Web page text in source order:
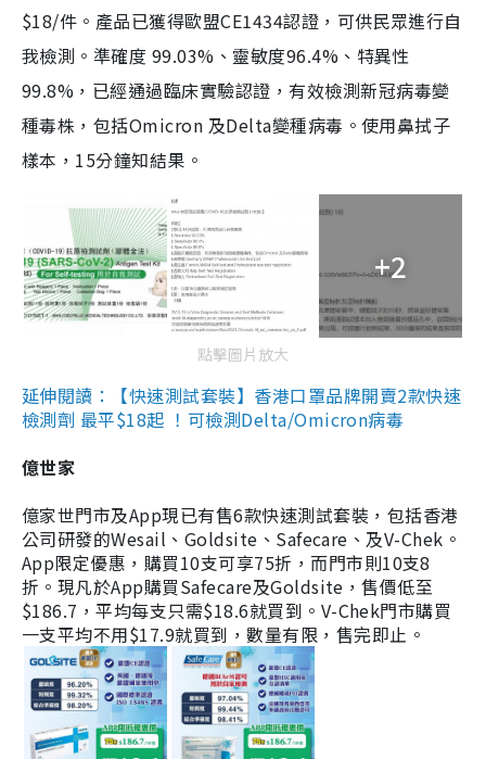
$18/件。產品已獲得歐盟CE1434認證，可供民眾進行自
我檢測。準確度 99.03%、靈敏度96.4%、特異性
99.8%，已經通過臨床實驗認證，有效檢測新冠病毒變
種毒株，包括Omicron 及Delta變種病毒。使用鼻拭子
樣本，15分鐘知結果。
+2
點擊圖片放大
延伸閱讀：【快速測試套裝】香港口罩品牌開賣2款快速
檢測劑 最平$18起 ！可檢測Delta/Omicron病毒
億世家
億家世門市及App現已有售6款快速測試套裝，包括香港
公司研發的Wesail、Goldsite、Safecare、及V-Chek。
App限定優惠，購買10支可享75折，而門市則10支8
折。現凡於App購買Safecare及Goldsite，售價低至
$186.7，平均每支只需$18.6就買到。V-Chek門市購買
一支平均不用$17.9就買到，數量有限，售完即止。